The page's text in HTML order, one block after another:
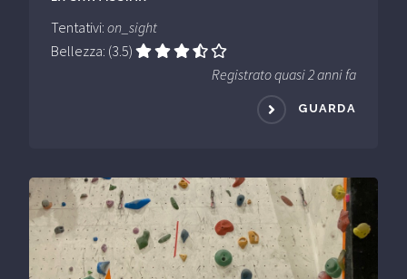
Tentativi: on_sight
Bellezza: (3.5)
Registrato quasi 2 anni fa
GUARDA